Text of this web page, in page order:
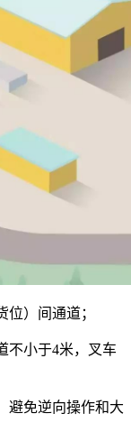
）间通道；
不小于4米，叉车
避免逆向操作和大